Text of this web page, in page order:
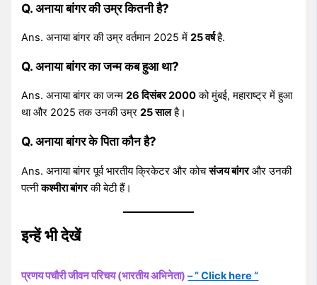
Q. अनाया बांगर की उम्र कितनी है?
Ans. अनाया बांगर की उम्र वर्तमान 2025 में25 वर्षहै.
Q. अनाया बांगर का जन्म कब हुआ था?
Ans. अनाया बांगर का जन्म26 दिसंबर 2000को मुंबई, महाराष्ट्र में हुआ
था और 2025 तक उनकी उम्र25 सालहै।
Q. अनाया बांगर के पिता कौन है?
Ans. अनाया बांगर पूर्व भारतीय क्रिकेटर और कोचसंजय बांगरऔर उनकी
पत्नीकश्मीरा बांगरकी बेटी हैं।
इन्हें भी देखें
प्रणय पचौरी जीवन परिचय (भारतीय अभिनेता)– ” Click here “